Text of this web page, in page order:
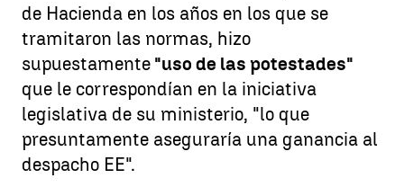
de Hacienda en los años en los que se
tramitaron las normas, hizo
supuestamente "uso de las potestades"
que le correspondían en la iniciativa
legislativa de su ministerio, "lo que
presuntamente aseguraría una ganancia al
despacho EE".